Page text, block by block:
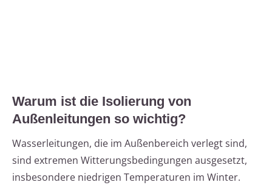
Warum ist die Isolierung von
Außenleitungen so wichtig?
Wasserleitungen, die im Außenbereich verlegt sind,
sind extremen Witterungsbedingungen ausgesetzt,
insbesondere niedrigen Temperaturen im Winter.